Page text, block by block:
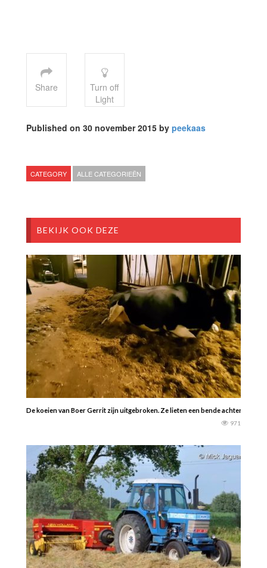
Share
Turn off
Light
Published on 30 november 2015 by peekaas
CATEGORY ALLE CATEGORIEËN
BEKIJK OOK DEZE
De koeien van Boer Gerrit zijn uitgebroken. Ze lieten een bende achter.
971